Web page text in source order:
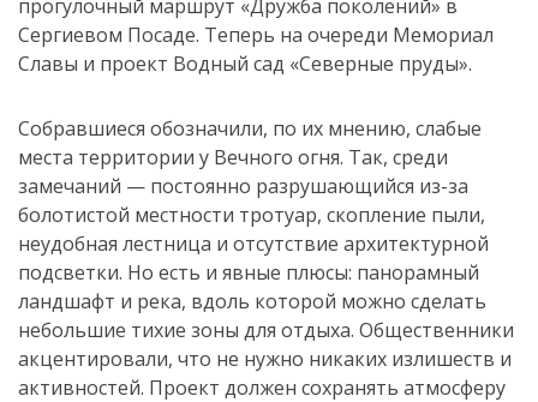
прогулочный маршрут «Дружба поколений» в
Сергиевом Посаде. Теперь на очереди Мемориал
Славы и проект Водный сад «Северные пруды».
Собравшиеся обозначили, по их мнению, слабые
места территории у Вечного огня. Так, среди
замечаний — постоянно разрушающийся из-за
болотистой местности тротуар, скопление пыли,
неудобная лестница и отсутствие архитектурной
подсветки. Но есть и явные плюсы: панорамный
ландшафт и река, вдоль которой можно сделать
небольшие тихие зоны для отдыха. Общественники
акцентировали, что не нужно никаких излишеств и
активностей. Проект должен сохранять атмосферу